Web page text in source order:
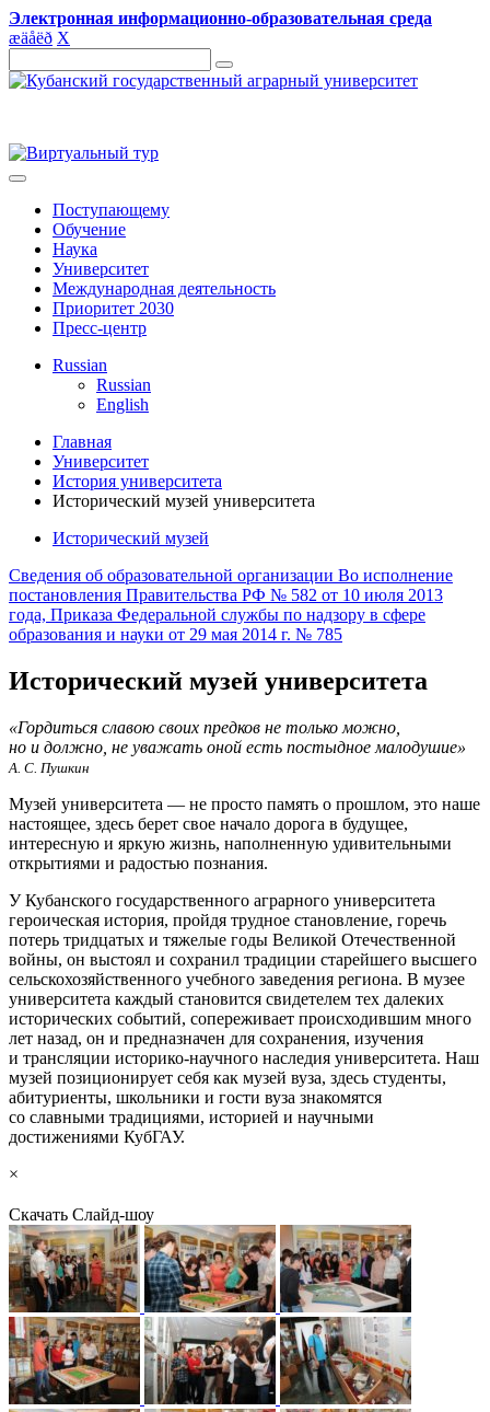
Электронная информационно-образовательная среда
æäåëð X
Поступающему
Обучение
Наука
Университет
Международная деятельность
Приоритет 2030
Пресс-центр
Russian
Russian
English
Главная
Университет
История университета
Исторический музей университета
Исторический музей
Сведения об образовательной организации Во исполнение
постановления Правительства РФ № 582 от 10 июля 2013
года, Приказа Федеральной службы по надзору в сфере
образования и науки от 29 мая 2014 г. № 785
Исторический музей университета
«Гордиться славою своих предков не только можно,
но и должно, не уважать оной есть постыдное малодушие»
А. С. Пушкин
Музей университета — не просто память о прошлом, это наше
настоящее, здесь берет свое начало дорога в будущее,
интересную и яркую жизнь, наполненную удивительными
открытиями и радостью познания.
У Кубанского государственного аграрного университета
героическая история, пройдя трудное становление, горечь
потерь тридцатых и тяжелые годы Великой Отечественной
войны, он выстоял и сохранил традиции старейшего высшего
сельскохозяйственного учебного заведения региона. В музее
университета каждый становится свидетелем тех далеких
исторических событий, сопереживает происходившим много
лет назад, он и предназначен для сохранения, изучения
и трансляции историко-научного наследия университета. Наш
музей позиционирует себя как музей вуза, здесь студенты,
абитуриенты, школьники и гости вуза знакомятся
со славными традициями, историей и научными
достижениями КубГАУ.
×
Скачать Слайд-шоу